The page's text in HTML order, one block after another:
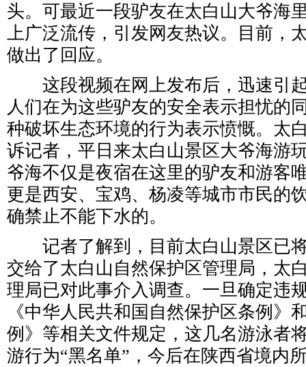
头。可最近一段驴友在太白山大爷海
上广泛流传，引发网友热议。目前，
做出了回应。
这段视频在网上发布后，迅速引
人们在为这些驴友的安全表示担忧的
种破坏生态环境的行为表示愤慨。太
诉记者，平日来太白山景区大爷海游
爷海不仅是夜宿在这里的驴友和游客
更是西安、宝鸡、杨凌等城市市民的
确禁止不能下水的。
记者了解到，目前太白山景区已
交给了太白山自然保护区管理局，太
理局已对此事介入调查。一旦确定违
《中华人民共和国自然保护区条例》
例》等相关文件规定，这几名游泳者
游行为“黑名单”，今后在陕西省境内